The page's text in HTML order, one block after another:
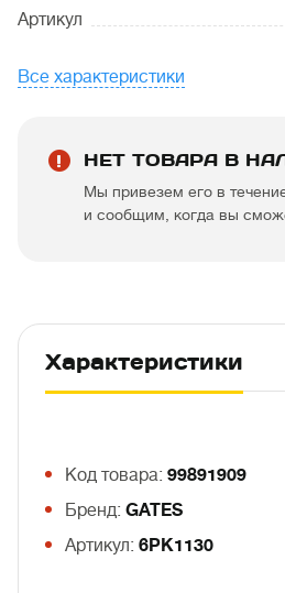
Артикул
Все характеристики
НЕТ ТОВАРА В
Мы привезем его в
и сообщим, когда вы
Характеристики
Код товара: 99891909
Бренд: GATES
Артикул: 6PK1130